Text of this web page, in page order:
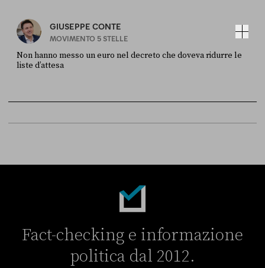
GIUSEPPE CONTE
MOVIMENTO 5 STELLE
Non hanno messo un euro nel decreto che doveva ridurre le
liste d’attesa
Fact-checking e informazione
politica dal 2012.